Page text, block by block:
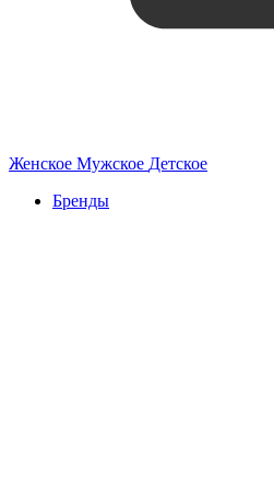
Женское Мужское Детское
Бренды